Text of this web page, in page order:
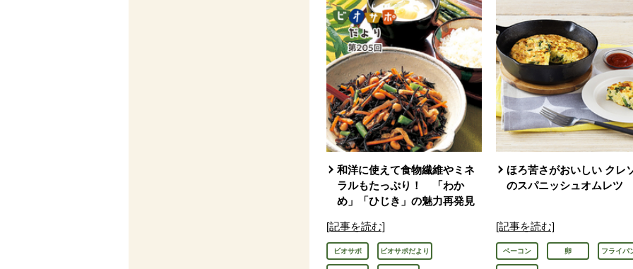
和洋に使えて食物繊維やミネ
ラルもたっぷり！ 「わか
め」「ひじき」の魅力再発見
[記事を読む]
ビオサポ ビオサポだより
ほろ苦さがおいしい クレ
のスパニッシュオムレツ
[記事を読む]
ベーコン 卵 フライパ